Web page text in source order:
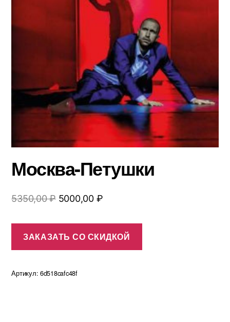
Москва-Петушки
5350,00₽ Первоначальная
составляла
5350,00 ₽.
5000,00 ₽Текущая
5000,00 ₽.
ЗАКАЗАТЬ СО СКИДКОЙ
Артикул: 6d518cafc48f